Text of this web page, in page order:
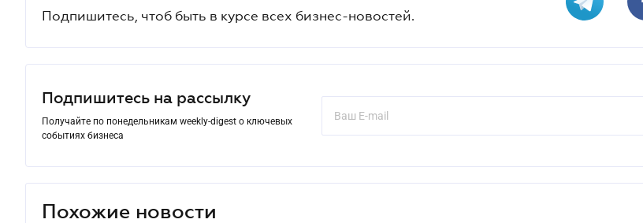
Подпишитесь, чтоб быть в курсе всех бизнес-новостей.
Подпишитесь на рассылку
Получайте по понедельникам weekly-digest о ключевых
событиях бизнеса
Похожие новости